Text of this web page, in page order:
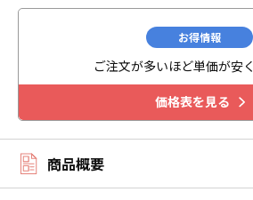
お得情報
ご注文が多いほど単価が安
価格表を見る
商品概要